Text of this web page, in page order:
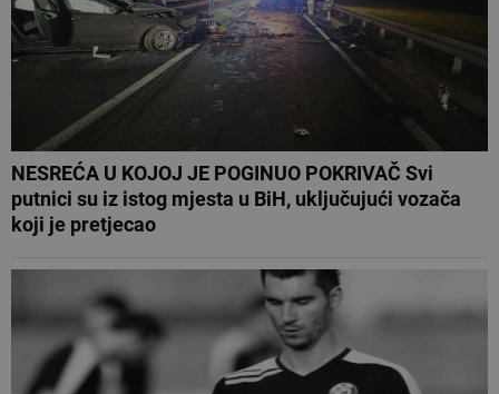
NESREĆA U KOJOJ JE POGINUO POKRIVAČ Svi
putnici su iz istog mjesta u BiH, uključujući vozača
koji je pretjecao